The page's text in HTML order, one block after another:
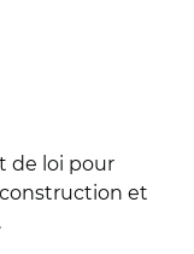
de loi pour
et